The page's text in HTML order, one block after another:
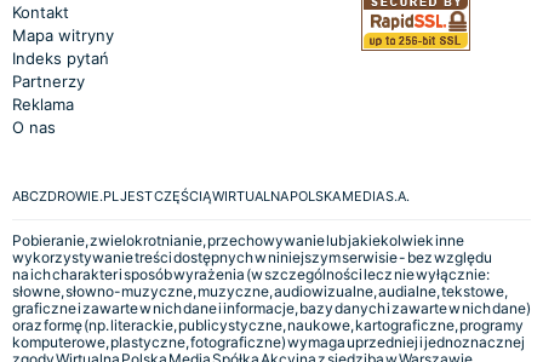
Kontakt
Mapa witryny
Indeks pytań
Partnerzy
Reklama
O nas
ABCZDROWIE.PL JEST CZĘŚCIĄ WIRTUALNA POLSKA MEDIA S.A.
Pobieranie, zwielokrotnianie, przechowywanie lub jakiekolwiek inne
wykorzystywanie treści dostępnych w niniejszym serwisie - bez względu
na ich charakter i sposób wyrażenia (w szczególności lecz nie wyłącznie:
słowne, słowno-muzyczne, muzyczne, audiowizualne, audialne, tekstowe,
graficzne i zawarte w nich dane i informacje, bazy danych i zawarte w nich dane)
oraz formę (np. literackie, publicystyczne, naukowe, kartograficzne, programy
komputerowe, plastyczne, fotograficzne) wymaga uprzedniej i jednoznacznej